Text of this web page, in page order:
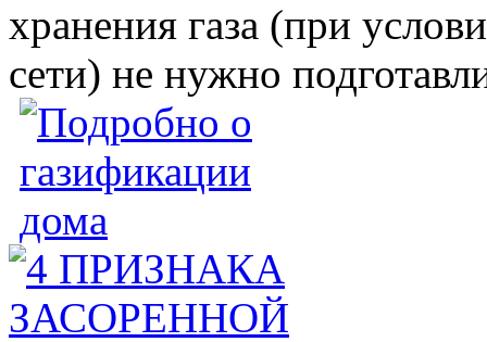
хранения газа (при
сети) не нужно